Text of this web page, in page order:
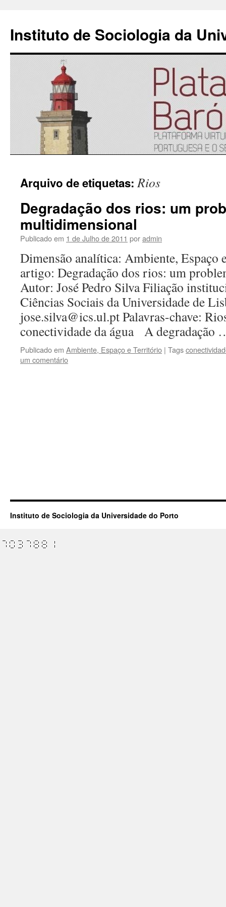
Instituto de Sociologia da
para
conteúdo
Arquivo de etiquetas:Rios
Degradação dos rios: um
multidimensional
Publicado em 1 de Julho de 2011 poradmin
Dimensão analítica: Ambiente,
artigo: Degradação dos rios: um
Autor: José Pedro Silva Filiação
Ciências Sociais da Universidade de
jose.silva@ics.ul.pt Palavras-chave:
conectividade da água A
Publicado em Ambiente, Espaço e Território | Tags
um comentário
Instituto de Sociologia da Universidade do Porto